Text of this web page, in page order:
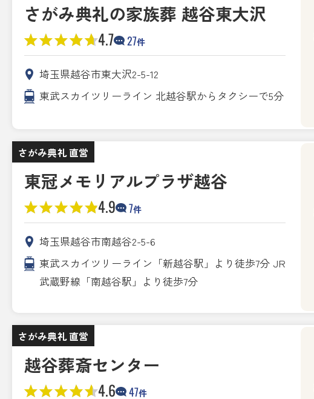
さがみ典礼の家族葬 越谷東大沢
4.7 27件
埼玉県越谷市東大沢2-5-12
東武スカイツリーライン 北越谷駅からタクシーで5分
さがみ典礼 直営
東冠メモリアルプラザ越谷
4.9 7件
埼玉県越谷市南越谷2-5-6
東武スカイツリーライン「新越谷駅」より徒歩7分 JR
武蔵野線「南越谷駅」より徒歩7分
さがみ典礼 直営
越谷葬斎センター
4.6 47件